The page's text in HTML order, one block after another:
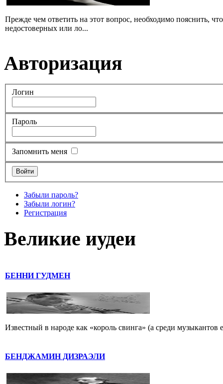
Прежде чем ответить на этот вопрос, необходимо пояснить,
недостоверных или ло...
Авторизация
Логин
Пароль
Запомнить меня
Забыли пароль?
Забыли логин?
Регистрация
Великие иудеи
БЕННИ ГУДМЕН
Известный в народе как «король свинга» (а среди
БЕНДЖАМИН ДИЗРАЭЛИ